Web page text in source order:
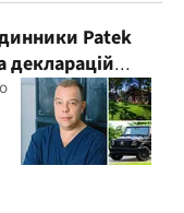
Patek
декларацій